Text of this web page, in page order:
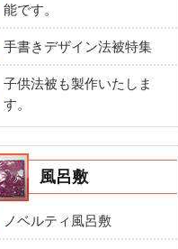
能です。
手書きデザイン法被特集
子供法被も製作いたしま
す。
風呂敷
ノベルティ風呂敷